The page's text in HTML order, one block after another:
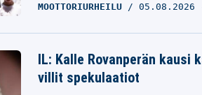
MOOTTORIURHEILU 05.08.2026
IL: Kalle Rovanperän kausi
villit spekulaatiot